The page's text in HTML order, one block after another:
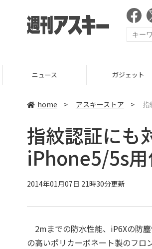
ニュース ガジェット
home > アスキーストア > 指
指紋認証にも
iPhone5/5s用
2014年01月07日 21時30分更新
2mまでの防水性能、iP6Xの防
の高いポリカーボネート製のフロ